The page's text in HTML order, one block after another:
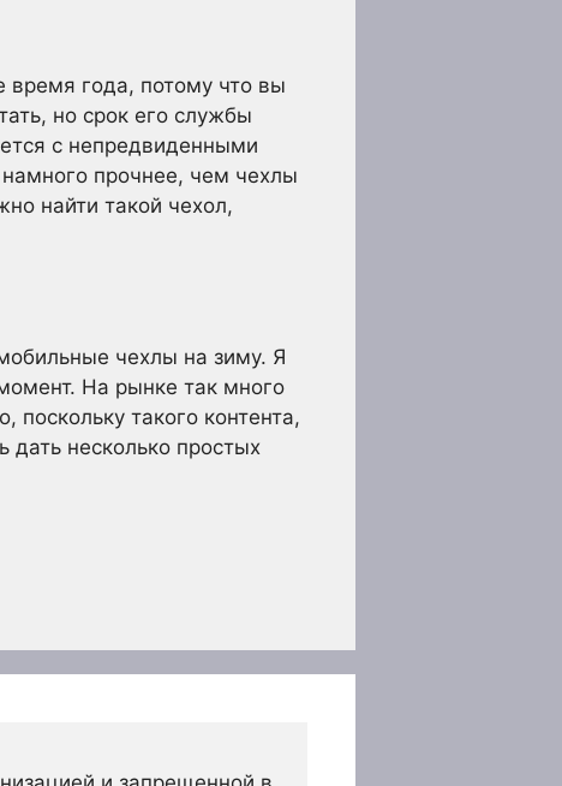
время года, потому что вы
но срок его службы
с непредвиденными
прочнее, чем чехлы
найти такой чехол,
чехлы на зиму. Я
На рынке так много
такого контента,
дать несколько простых